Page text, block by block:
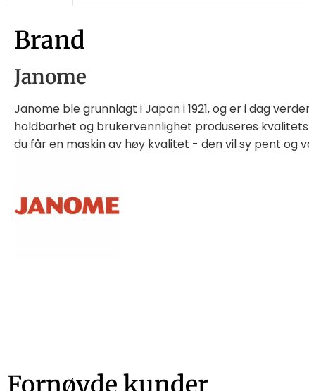
Brand
Janome
Janome ble grunnlagt i Japan i 1921, og er i dag
holdbarhet og brukervennlighet produseres
du får en maskin av høy kvalitet - den vil sy pent og
Fornøyde kunder